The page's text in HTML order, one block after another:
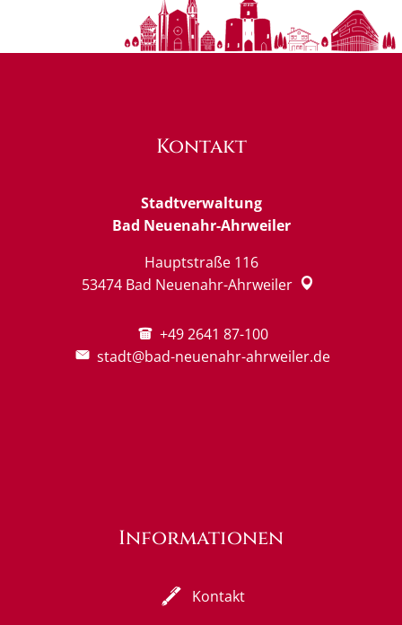
Kontakt
Stadtverwaltung
Bad Neuenahr-Ahrweiler
Hauptstraße 116
53474 Bad Neuenahr-Ahrweiler
+49 2641 87-100
stadt@bad-neuenahr-ahrweiler.de
Informationen
Kontakt